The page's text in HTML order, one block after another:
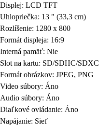
Displej: LCD TFT
Uhlopriečka: 13 " (33,3 cm)
Rozlíšenie: 1280 x 800
Formát displeja: 16:9
Interná pamäť: Nie
Slot na kartu: SD/SDHC/SDXC
Formát obrázkov: JPEG, PNG
Video súbory: Áno
Audio súbory: Áno
Diaľkové ovládanie: Áno
Napájanie: Sieť